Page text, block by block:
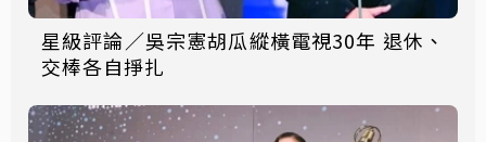
星級評論／吳宗憲胡瓜縱橫電視30年 退休、
交棒各自掙扎